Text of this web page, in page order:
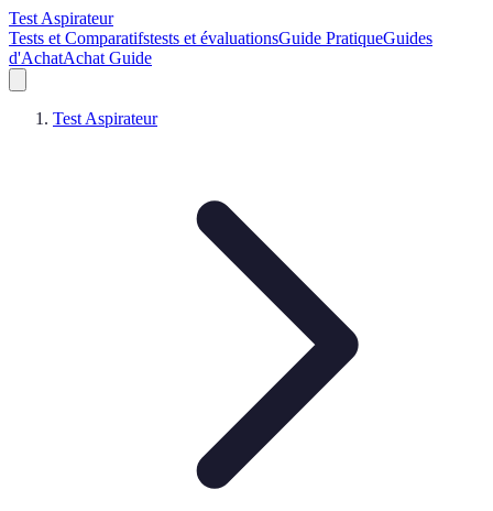
Test Aspirateur
Tests et Comparatifstests et évaluationsGuide PratiqueGuides
d'AchatAchat Guide
Test Aspirateur